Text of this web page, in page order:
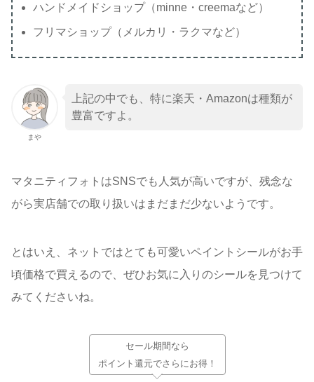
ハンドメイドショップ（minne・creemaなど）
フリマショップ（メルカリ・ラクマなど）
まや
上記の中でも、特に楽天・Amazonは種類が
豊富ですよ。
マタニティフォトはSNSでも人気が高いですが、残念な
がら実店舗での取り扱いはまだまだ少ないようです。
とはいえ、ネットではとても可愛いペイントシールがお手
頃価格で買えるので、ぜひお気に入りのシールを見つけて
みてくださいね。
セール期間なら
ポイント還元でさらにお得！